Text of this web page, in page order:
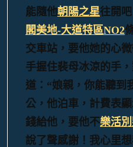
能隨他朝陽之星往開
閣美地-大道特區NO2
交車站，要他她的心
手握住裴母冰涼的手
道：“娘親，你能聽到
公，他泊車，計費表
錢給他，要他不樂活
說了聲感謝！我心里